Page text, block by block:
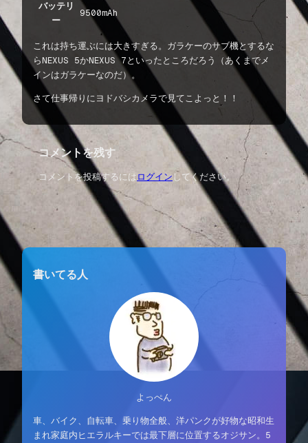
バッテリ
ー
9500mAh
これは持ち運ぶには大きすぎる。ガラケーのサブ機とするな
らNEXUS 5かNEXUS 7といったところだろう（あくまでメ
インはガラケーなのだ）。
さて仕事帰りにヨドバシカメラで見てこよっと！！
コメントを残す
コメントを投稿するには ログイン してください。
書いてる人
よっぺん
車、バイク、自転車、乗り物全般、洋パンクが好物な昭和生
まれ家庭内ヒエラルキーでは最下層に位置するオジサン。5